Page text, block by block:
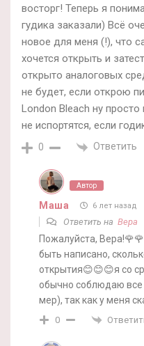
восторг! Теперь я
гудика заказали) Всё
новое для меня (!), что
хочется открыть и
открыто аналоговых
не будет, если открою
London Bleach ну
не испортятся, если
0 Ответить
Автор
Маша 6 лет назад
Ответить на Вера
Пожалуйста,
быть написано,
открытия😊😊😊я со
обычно соблюдаю все
мер), так как у меня
0